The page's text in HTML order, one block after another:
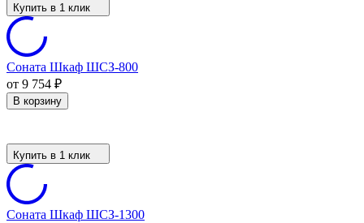
Купить в 1 клик
Соната Шкаф ШСЗ-800
от 9 754 ₽
В корзину
Купить в 1 клик
Соната Шкаф ШСЗ-1300